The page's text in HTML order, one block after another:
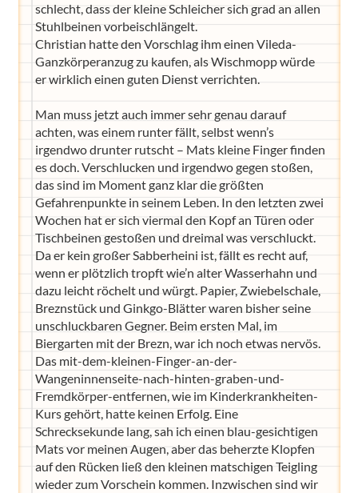
schlecht, dass der kleine Schleicher sich grad an allen
Stuhlbeinen vorbeischlängelt.
Christian hatte den Vorschlag ihm einen Vileda-
Ganzkörperanzug zu kaufen, als Wischmopp würde
er wirklich einen guten Dienst verrichten.
Man muss jetzt auch immer sehr genau darauf
achten, was einem runter fällt, selbst wenn’s
irgendwo drunter rutscht – Mats kleine Finger finden
es doch. Verschlucken und irgendwo gegen stoßen,
das sind im Moment ganz klar die größten
Gefahrenpunkte in seinem Leben. In den letzten zwei
Wochen hat er sich viermal den Kopf an Türen oder
Tischbeinen gestoßen und dreimal was verschluckt.
Da er kein großer Sabberheini ist, fällt es recht auf,
wenn er plötzlich tropft wie’n alter Wasserhahn und
dazu leicht röchelt und würgt. Papier, Zwiebelschale,
Breznstück und Ginkgo-Blätter waren bisher seine
unschluckbaren Gegner. Beim ersten Mal, im
Biergarten mit der Brezn, war ich noch etwas nervös.
Das mit-dem-kleinen-Finger-an-der-
Wangeninnenseite-nach-hinten-graben-und-
Fremdkörper-entfernen, wie im Kinderkrankheiten-
Kurs gehört, hatte keinen Erfolg. Eine
Schrecksekunde lang, sah ich einen blau-gesichtigen
Mats vor meinen Augen, aber das beherzte Klopfen
auf den Rücken ließ den kleinen matschigen Teigling
wieder zum Vorschein kommen. Inzwischen sind wir